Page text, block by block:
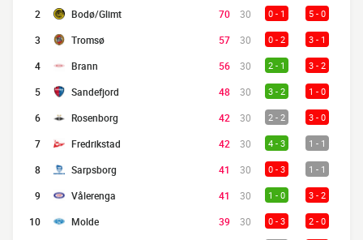
2 Bodø/Glimt 70 30 0 - 1 5 - 0
3 Tromsø 57 30 0 - 2 3 - 1
4 Brann 56 30 2 - 1 3 - 2
5 Sandefjord 48 30 3 - 2 1 - 0
6 Rosenborg 42 30 2 - 2 3 - 0
7 Fredrikstad 42 30 4 - 3 1 - 1
8 Sarpsborg 41 30 0 - 3 1 - 1
9 Vålerenga 41 30 1 - 0 3 - 2
10 Molde 39 30 0 - 3 2 - 0